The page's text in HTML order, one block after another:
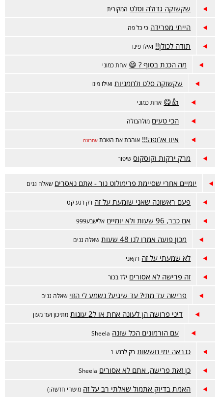
שקשוקה גדולה וסלט המקורית
הייתי מפרידה כי כל פה
תודה לכולן!! ואילו פינו
מה הכנת בסוף ? 😄 אחת כמוני
שקשוקה סלט ולחמניות ואילו פינו
👍😋 אחת כמוני
הכי טעים מולהבולה
איזו אלופה!!! אוהבת את השבת אחרונה
מרק ירקות וקוסקוס שיפור
יומיים אחרי שסיימת פרימולוט נור - אתם נאסרים שאלה גנים
פעם ראשונה שאני שומעת על זה רק רגע קט
אם כבר, 96 שעות ולא יומיים אלישבע999
מכון פועה אמרו לנו 48 שעות שאלה גנים
לא שמעתי על זה רקאני
זה פרישה לא אסורים ילד בכור
פרישה עד מתי? עד שיגיע? נשמע לי הזוי שאלה גנים
דיני פרושה הן לעונה אחת או ל2 עונות מתיכון ועד מעון
עם הורמונים הכל שונה Sheela
כנראה ימי חששות רק לרגע 1
כן זאת פרישה, אתם לא אסורים Sheela
האמת בדיוק אתמול שאלתי רב על זה מישהי חדשה:)